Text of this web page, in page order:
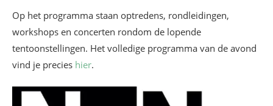
Op het programma staan optredens, rondleidingen,
workshops en concerten rondom de lopende
tentoonstellingen. Het volledige programma van de avond
vind je precies hier.